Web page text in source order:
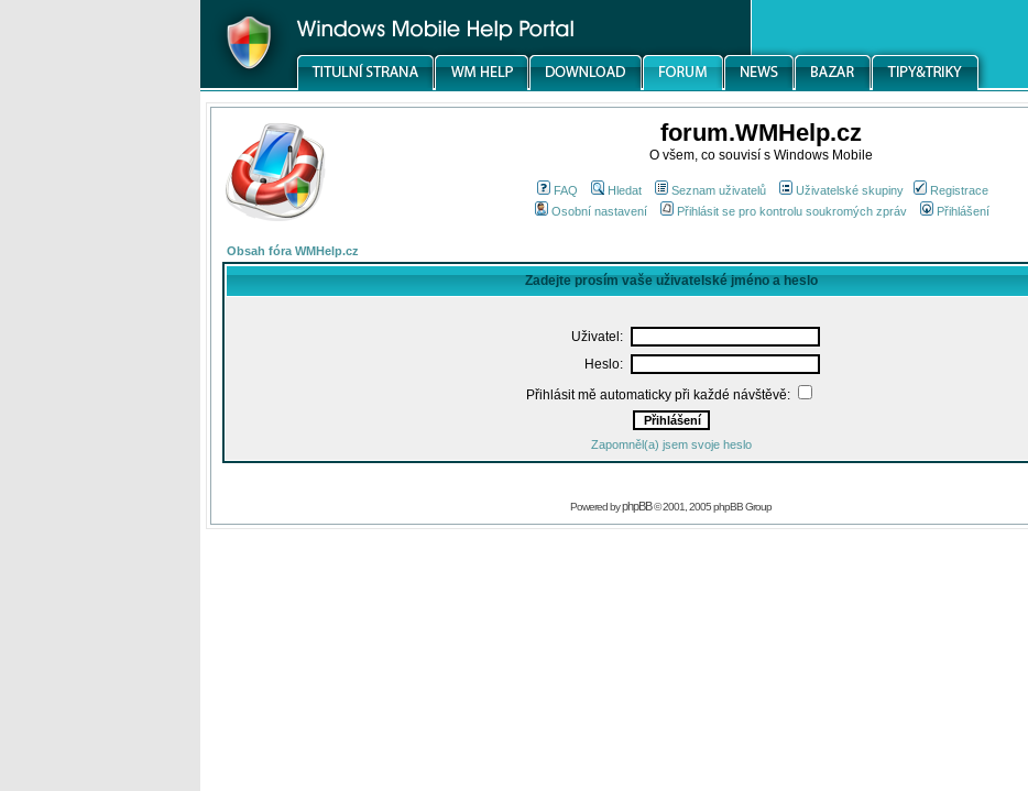
forum.WMHelp.cz
O všem, co souvisí s Windows Mobile
FAQ Hledat Seznam uživatelů Uživatelské skupiny
Registrace
Osobní nastavení
Přihlásit se pro kontrolu soukromých zpráv Přihlášení
Obsah fóra WMHelp.cz
Zadejte prosím vaše uživatelské jméno a heslo
Uživatel:
Heslo:
Přihlásit mě automaticky při každé návštěvě:
Zapomněl(a) jsem svoje heslo
Powered byphpBB© 2001, 2005 phpBB Group